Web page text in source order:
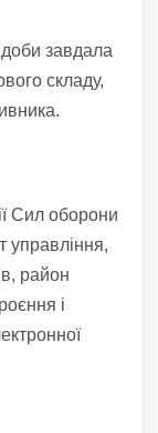
доби завдала
складу,
Сил оборони
управління,
район
і